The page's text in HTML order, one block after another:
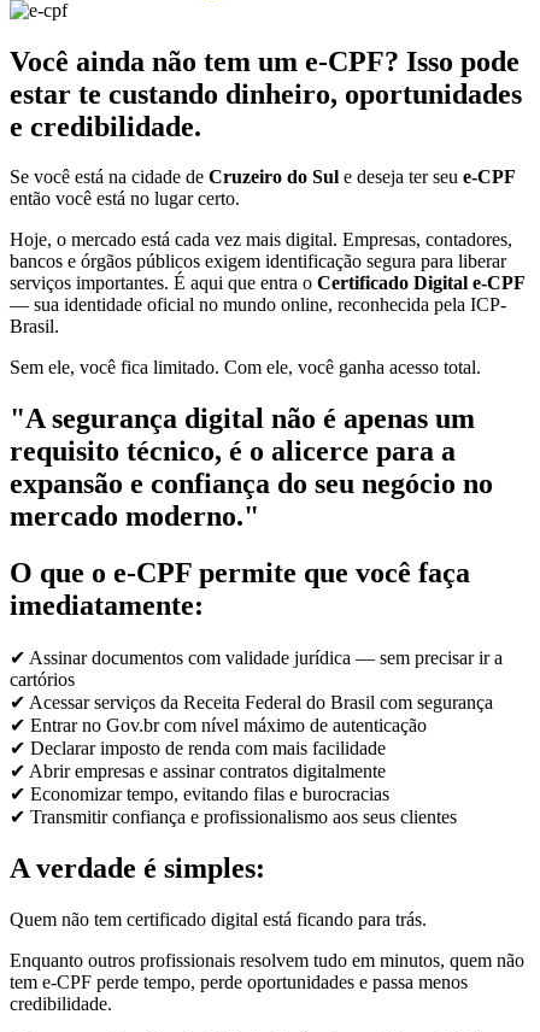
Você ainda não tem um e-CPF? Isso pode
estar te custando dinheiro, oportunidades
e credibilidade.
Se você está na cidade de Cruzeiro do Sul e deseja ter seu e-CPF
então você está no lugar certo.
Hoje, o mercado está cada vez mais digital. Empresas, contadores,
bancos e órgãos públicos exigem identificação segura para liberar
serviços importantes. É aqui que entra o Certificado Digital e-CPF
— sua identidade oficial no mundo online, reconhecida pela ICP-
Brasil.
Sem ele, você fica limitado. Com ele, você ganha acesso total.
"A segurança digital não é apenas um
requisito técnico, é o alicerce para a
expansão e confiança do seu negócio no
mercado moderno."
O que o e-CPF permite que você faça
imediatamente:
✔ Assinar documentos com validade jurídica — sem precisar ir a
cartórios
✔ Acessar serviços da Receita Federal do Brasil com segurança
✔ Entrar no Gov.br com nível máximo de autenticação
✔ Declarar imposto de renda com mais facilidade
✔ Abrir empresas e assinar contratos digitalmente
✔ Economizar tempo, evitando filas e burocracias
✔ Transmitir confiança e profissionalismo aos seus clientes
A verdade é simples:
Quem não tem certificado digital está ficando para trás.
Enquanto outros profissionais resolvem tudo em minutos, quem não
tem e-CPF perde tempo, perde oportunidades e passa menos
credibilidade.